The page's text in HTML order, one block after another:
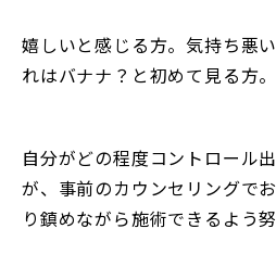
嬉しいと感じる方。気持ち悪
れはバナナ？と初めて見る方。
自分がどの程度コントロール
が、事前のカウンセリングで
り鎮めながら施術できるよう